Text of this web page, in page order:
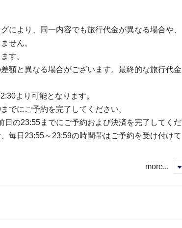
により、同一内容でも旅行代金が異なる場合や、
せん。
す。
額と異なる場合がございます。最終的な旅行代金
より可能となります。
でにご予約を完了してください。
の23:55までにご予約および決済を完了してくだ
毎日23:55～23:59の時間帯はご予約を受け付けて
more...